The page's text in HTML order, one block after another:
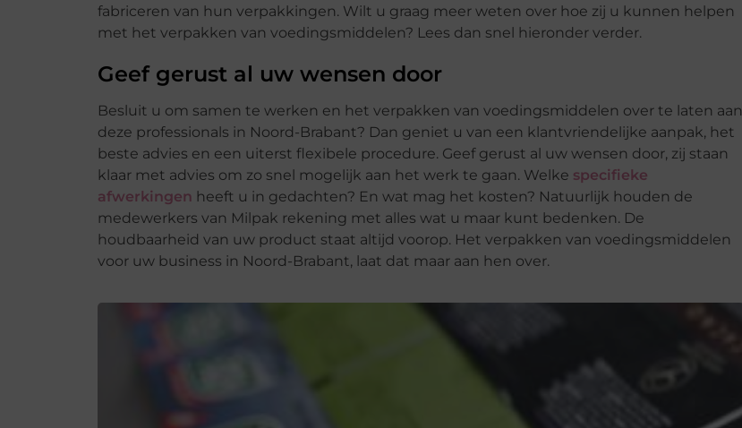
fabriceren van hun verpakkingen. Wilt u graag meer weten over hoe zij u kunnen helpen
met het verpakken van voedingsmiddelen? Lees dan snel hieronder verder.
Geef gerust al uw wensen door
Besluit u om samen te werken en het verpakken van voedingsmiddelen over te laten aan
deze professionals in Noord-Brabant? Dan geniet u van een klantvriendelijke aanpak, het
beste advies en een uiterst flexibele procedure. Geef gerust al uw wensen door, zij staan
klaar met advies om zo snel mogelijk aan het werk te gaan. Welke specifieke
afwerkingen heeft u in gedachten? En wat mag het kosten? Natuurlijk houden de
medewerkers van Milpak rekening met alles wat u maar kunt bedenken. De
houdbaarheid van uw product staat altijd voorop. Het verpakken van voedingsmiddelen
voor uw business in Noord-Brabant, laat dat maar aan hen over.